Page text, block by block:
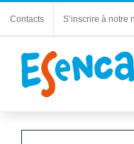
Contacts S’inscrire à notre